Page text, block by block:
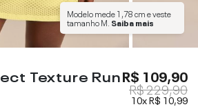
Modelo mede1,78 cme veste
tamanhoM Saiba mais
Texture RunR$ 109,90
R$ 229,90
10xR$ 10,99